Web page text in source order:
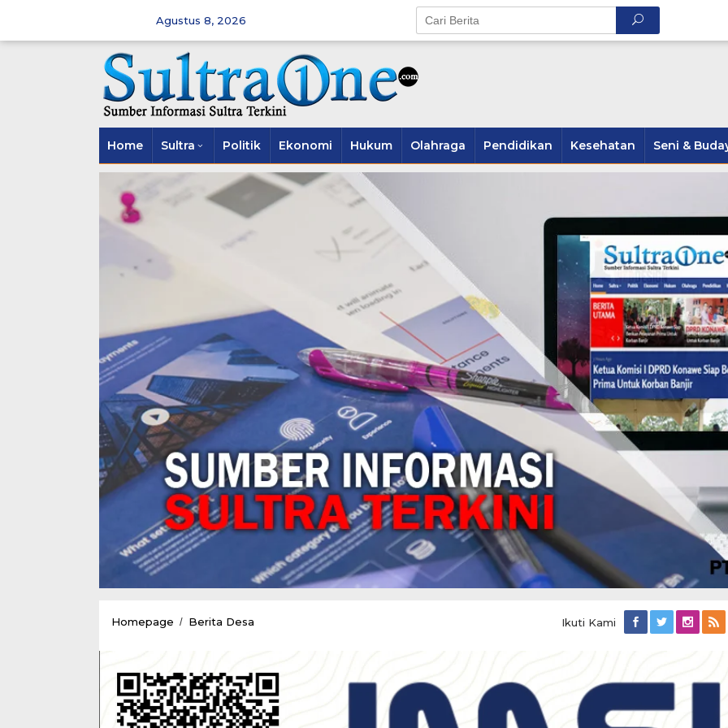
Agustus 8, 2026
Home Sultra Politik Ekonomi Hukum Olahraga Pendidikan Kesehatan Seni &
Homepage / Berita Desa
2021
Pemdes
Lamelay
Realisasikan
Ikuti Kami